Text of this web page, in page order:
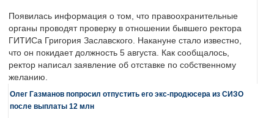
Появилась информация о том, что правоохранительные
органы проводят проверку в отношении бывшего ректора
ГИТИСа Григория Заславского. Накануне стало известно,
что он покидает должность 5 августа. Как сообщалось,
ректор написал заявление об отставке по собственному
желанию.
Олег Газманов попросил отпустить его экс-продюсера из СИЗО
после выплаты 12 млн